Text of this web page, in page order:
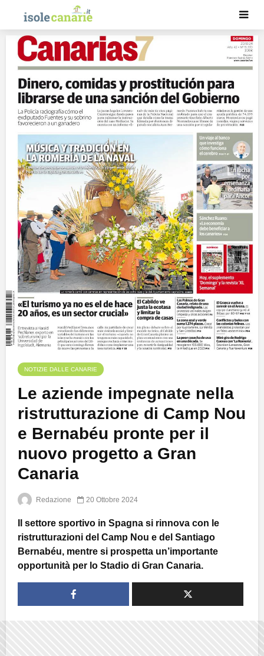
NOTIZIE DALLE CANARIE
Le aziende impegnate nella
ristrutturazione di Camp Nou
e Bernabéu pronte per il
nuovo progetto a Gran
Canaria
Redazione 20 Ottobre 2024
Il settore sportivo in Spagna si rinnova con le
ristrutturazioni del Camp Nou e del Santiago
Bernabéu, mentre si prospetta un’importante
opportunità per lo Stadio di Gran Canaria.